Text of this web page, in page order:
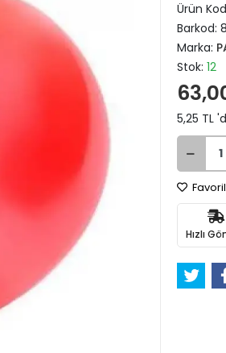
Ürün
Barkod:
Marka:
Stok: 12
5,25 TL
Hızlı